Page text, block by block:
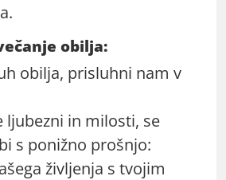
obilja:
obilja, prisluhni nam v
ljubezni in milosti, se
s ponižno prošnjo:
življenja s tvojim